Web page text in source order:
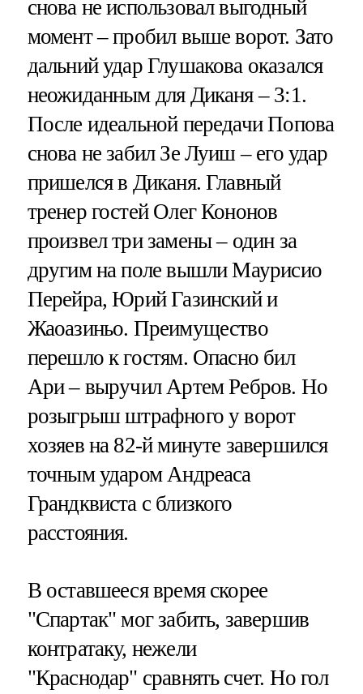
снова не использовал выгодный
момент – пробил выше ворот. Зато
дальний удар Глушакова оказался
неожиданным для Диканя – 3:1.
После идеальной передачи Попова
снова не забил Зе Луиш – его удар
пришелся в Диканя. Главный
тренер гостей Олег Кононов
произвел три замены – один за
другим на поле вышли Маурисио
Перейра, Юрий Газинский и
Жаоазиньо. Преимущество
перешло к гостям. Опасно бил
Ари – выручил Артем Ребров. Но
розыгрыш штрафного у ворот
хозяев на 82-й минуте завершился
точным ударом Андреаса
Грандквиста с близкого
расстояния.
В оставшееся время скорее
"Спартак" мог забить, завершив
контратаку, нежели
"Краснодар" сравнять счет. Но гол